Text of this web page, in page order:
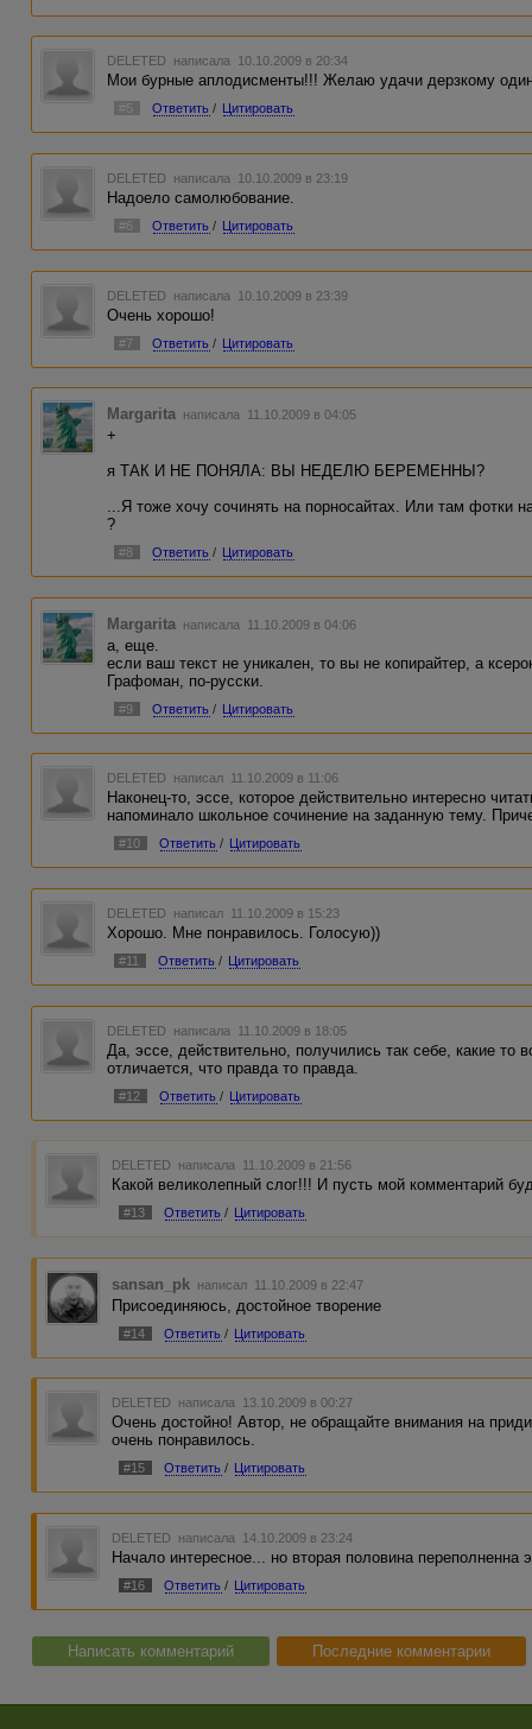
DELETED написала 10.10.2009 в 20:34
Мои бурные аплодисменты!!! Желаю удачи дерзкому
#5 Ответить / Цитировать
DELETED написала 10.10.2009 в 23:19
Надоело самолюбование.
#6 Ответить / Цитировать
DELETED написала 10.10.2009 в 23:39
Очень хорошо!
#7 Ответить / Цитировать
Margarita написала 11.10.2009 в 04:05
+
я ТАК И НЕ ПОНЯЛА: ВЫ НЕДЕЛЮ БЕРЕМЕННЫ?
...Я тоже хочу сочинять на порносайтах. Или там фотки
?
#8 Ответить / Цитировать
Margarita написала 11.10.2009 в 04:06
а, еще.
если ваш текст не уникален, то вы не копирайтер, а
Графоман, по-русски.
#9 Ответить / Цитировать
DELETED написал 11.10.2009 в 11:06
Наконец-то, эссе, которое действительно интересно
напоминало школьное сочинение на заданную тему.
#10 Ответить / Цитировать
DELETED написал 11.10.2009 в 15:23
Хорошо. Мне понравилось. Голосую))
#11 Ответить / Цитировать
DELETED написала 11.10.2009 в 18:05
Да, эссе, действительно, получились так себе, какие то
отличается, что правда то правда.
#12 Ответить / Цитировать
DELETED написала 11.10.2009 в 21:56
Какой великолепный слог!!! И пусть мой комментарий
#13 Ответить / Цитировать
sansan_pk написал 11.10.2009 в 22:47
Присоединяюсь, достойное творение
#14 Ответить / Цитировать
DELETED написала 13.10.2009 в 00:27
Очень достойно! Автор, не обращайте внимания на
очень понравилось.
#15 Ответить / Цитировать
DELETED написала 14.10.2009 в 23:24
Начало интересное... но вторая половина переполненна
#16 Ответить / Цитировать
Написать комментарий Последние комментарии